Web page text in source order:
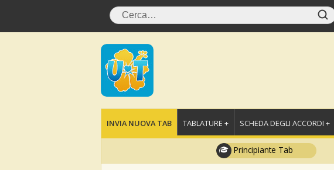
INVIA NUOVA TAB TABLATURE + SCHEDA DEGLI ACCORDI +
Principiante Tab